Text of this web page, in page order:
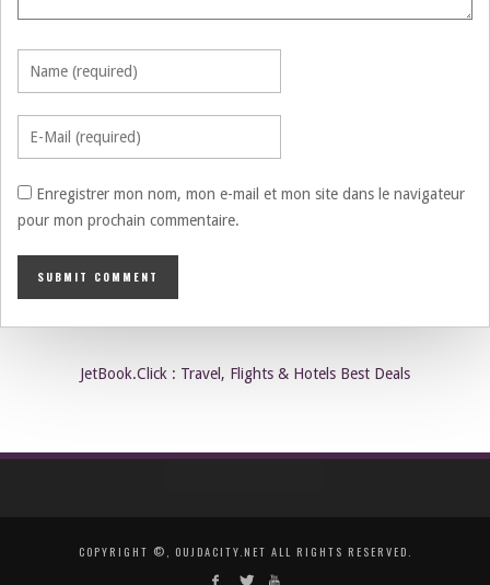
Enregistrer mon nom, mon e-mail et mon site dans le navigateur
pour mon prochain commentaire.
JetBook.Click : Travel, Flights & Hotels Best Deals
COPYRIGHT ©, OUJDACITY.NET ALL RIGHTS RESERVED.